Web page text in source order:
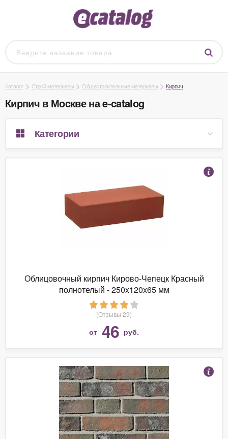
Каталог Строй материалы Общестроительные материалы Кирпич
Кирпич в Москве на e-catalog
Категории
Облицовочный кирпич Кирово-Чепецк Красный
полнотелый - 250x120x65 мм
(Отзывы 29)
от 46 руб.